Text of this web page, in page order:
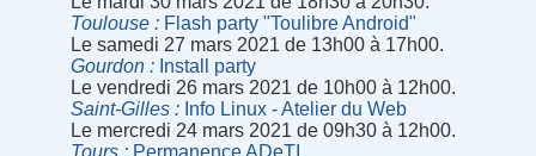
Toulouse
Flash party "Toulibre Android"
Le samedi 27 mars 2021 de 13h00 à 17h00.
Gourdon
Install party
Le vendredi 26 mars 2021 de 10h00 à 12h00.
Saint-Gilles
Info Linux - Atelier du Web
Le mercredi 24 mars 2021 de 09h30 à 12h00.